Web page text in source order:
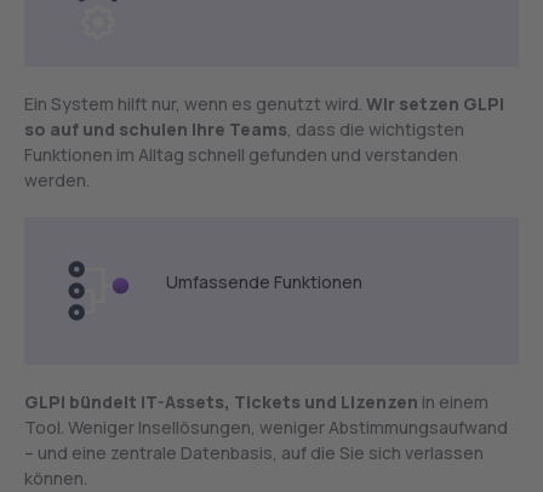
Ein System hilft nur, wenn es genutzt wird. Wir setzen GLPI
so auf und schulen Ihre Teams, dass die wichtigsten
Funktionen im Alltag schnell gefunden und verstanden
werden.
Umfassende Funktionen
GLPI bündelt IT-Assets, Tickets und Lizenzen in einem
Tool. Weniger Insellösungen, weniger Abstimmungsaufwand
– und eine zentrale Datenbasis, auf die Sie sich verlassen
können.